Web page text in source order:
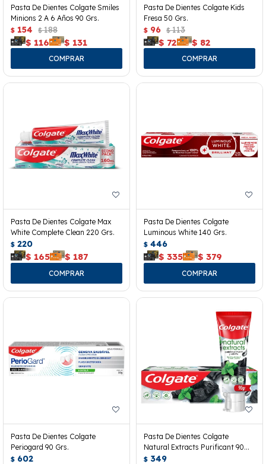
Pasta De Dientes Colgate Smiles
Minions 2 A 6 Años 90 Grs.
$ 154 $ 188
$ 116 $ 131
Pasta De Dientes Colgate Kids
Fresa 50 Grs.
$ 96 $ 113
$ 72 $ 82
Pasta De Dientes Colgate Max
White Complete Clean 220 Grs.
$ 220
$ 165 $ 187
Pasta De Dientes Colgate
Luminous White 140 Grs.
$ 446
$ 335 $ 379
Pasta De Dientes Colgate
Periogard 90 Grs.
$ 602
Pasta De Dientes Colgate
Natural Extracts Purificant 90
Grs.
$ 349